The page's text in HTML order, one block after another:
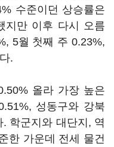
수준이던 상승률은
지만 이후 다시 오름
5월 첫째 주 0.23%,
.
올라 가장 높은
성동구와 강북
학군지와 대단지, 역
한 가운데 전세 물건